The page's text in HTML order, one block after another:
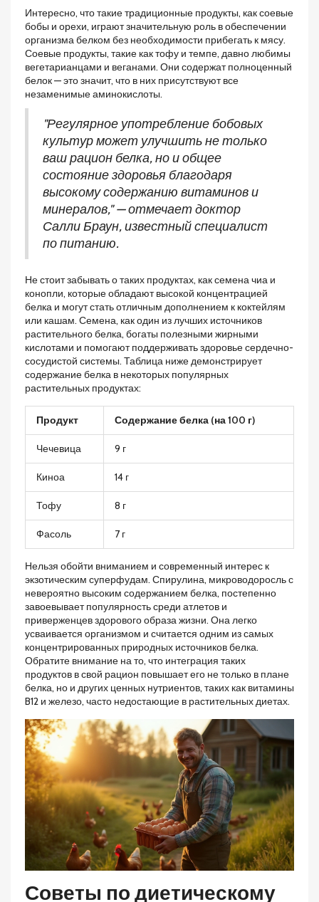
Интересно, что такие традиционные продукты, как соевые
бобы и орехи, играют значительную роль в обеспечении
организма белком без необходимости прибегать к мясу.
Соевые продукты, такие как тофу и темпе, давно любимы
вегетарианцами и веганами. Они содержат полноценный
белок — это значит, что в них присутствуют все
незаменимые аминокислоты.
"Регулярное употребление бобовых
культур может улучшить не только
ваш рацион белка, но и общее
состояние здоровья благодаря
высокому содержанию витаминов и
минералов," — отмечает доктор
Салли Браун, известный специалист
по питанию.
Не стоит забывать о таких продуктах, как семена чиа и
конопли, которые обладают высокой концентрацией
белка и могут стать отличным дополнением к коктейлям
или кашам. Семена, как один из лучших источников
растительного белка, богаты полезными жирными
кислотами и помогают поддерживать здоровье сердечно-
сосудистой системы. Таблица ниже демонстрирует
содержание белка в некоторых популярных
растительных продуктах:
Продукт Содержание белка (на 100 г)
Чечевица 9 г
Киноа 14 г
Тофу 8 г
Фасоль 7 г
Нельзя обойти вниманием и современный интерес к
экзотическим суперфудам. Спирулина, микроводоросль с
невероятно высоким содержанием белка, постепенно
завоевывает популярность среди атлетов и
приверженцев здорового образа жизни. Она легко
усваивается организмом и считается одним из самых
концентрированных природных источников белка.
Обратите внимание на то, что интеграция таких
продуктов в свой рацион повышает его не только в плане
белка, но и других ценных нутриентов, таких как витамины
B12 и железо, часто недостающие в растительных диетах.
Советы по диетическому